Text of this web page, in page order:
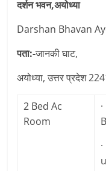
दर्शन भवन,अयोध्या
Darshan Bhavan
पता:-जानकी घाट,
अयोध्या, उत्तर प्रदेश
2 Bed Ac
Room